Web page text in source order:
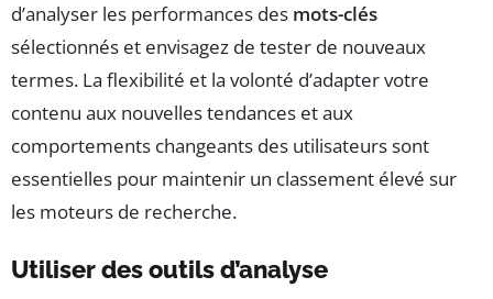
d’analyser les performances des mots-clés
sélectionnés et envisagez de tester de nouveaux
termes. La flexibilité et la volonté d’adapter votre
contenu aux nouvelles tendances et aux
comportements changeants des utilisateurs sont
essentielles pour maintenir un classement élevé sur
les moteurs de recherche.
Utiliser des outils d’analyse